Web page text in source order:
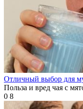
Отличный выбор для
Польза и вред чая с
0 8